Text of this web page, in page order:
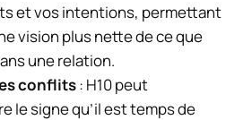
et vos intentions, permettant
vision plus nette de ce que
une relation.
conflits: H10 peut
le signe qu’il est temps de